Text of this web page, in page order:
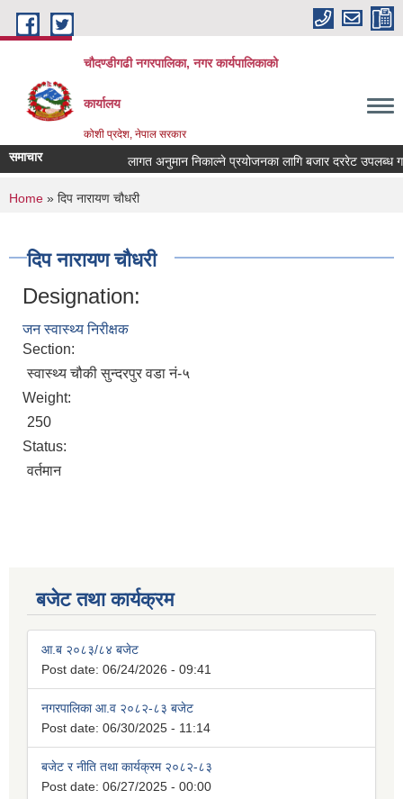
Skip to main content
चौदण्डीगढी नगरपालिका, नगर कार्यपालिकाको
कार्यालय
कोशी प्रदेश, नेपाल सरकार
समाचार लागत अनुमान निकाल्ने प्रयोजनका लागि बजार दररेट उपलब्ध
खोपकर्ता (भ्याक्सिनेटर) आवश्यकता सम्वन्धी सूचना।
You are here
Home » दिप नारायण चौधरी
दिप नारायण चौधरी
Designation:
जन स्वास्थ्य निरीक्षक
Section:
स्वास्थ्य चौकी सुन्दरपुर वडा नं-५
Weight:
250
Status:
वर्तमान
बजेट तथा कार्यक्रम
आ.ब २०८३/८४ बजेट
Post date: 06/24/2026 - 09:41
नगरपालिका आ.व २०८२-८३ बजेट
Post date: 06/30/2025 - 11:14
बजेट र नीति तथा कार्यक्रम २०८२-८३
Post date: 06/27/2025 - 00:00